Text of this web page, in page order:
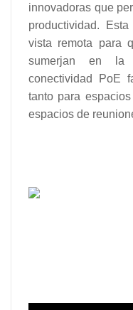
innovadoras que
productividad.
vista remota para
sumerjan en la
conectividad PoE
tanto para
espacios de